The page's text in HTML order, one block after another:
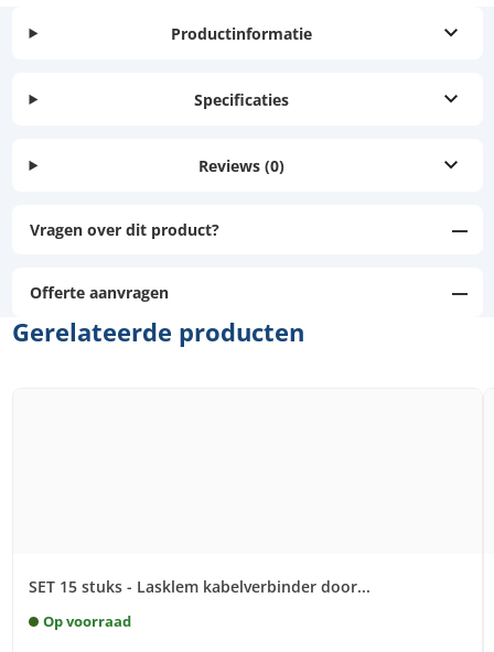
Productinformatie
Specificaties
Reviews (0)
Vragen over dit product?
Offerte aanvragen
Gerelateerde producten
SET 15 stuks - Lasklem kabelverbinder door...
Op voorraad